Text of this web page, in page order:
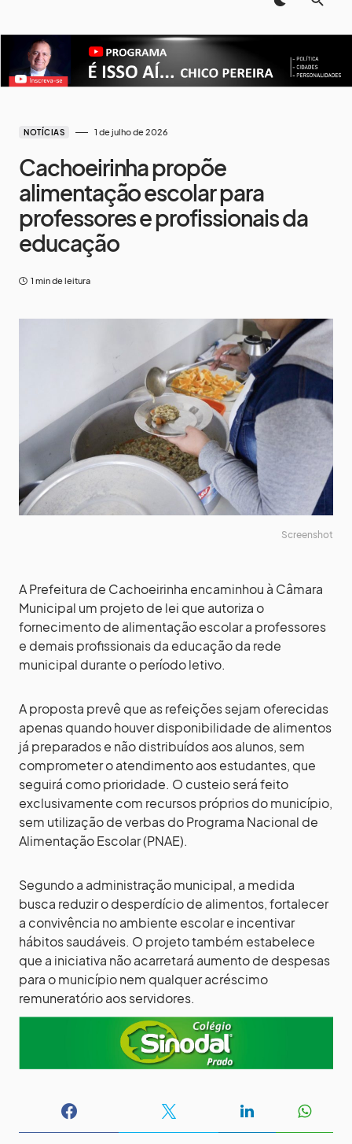
NOTÍCIAS 1 de julho de 2026
Cachoeirinha propõe
alimentação escolar para
professores e profissionais da
educação
1 min de leitura
Screenshot
A Prefeitura de Cachoeirinha encaminhou à Câmara
Municipal um projeto de lei que autoriza o
fornecimento de alimentação escolar a professores
e demais profissionais da educação da rede
municipal durante o período letivo.
A proposta prevê que as refeições sejam oferecidas
apenas quando houver disponibilidade de alimentos
já preparados e não distribuídos aos alunos, sem
comprometer o atendimento aos estudantes, que
seguirá como prioridade. O custeio será feito
exclusivamente com recursos próprios do município,
sem utilização de verbas do Programa Nacional de
Alimentação Escolar (PNAE).
Segundo a administração municipal, a medida
busca reduzir o desperdício de alimentos, fortalecer
a convivência no ambiente escolar e incentivar
hábitos saudáveis. O projeto também estabelece
que a iniciativa não acarretará aumento de despesas
para o município nem qualquer acréscimo
remuneratório aos servidores.